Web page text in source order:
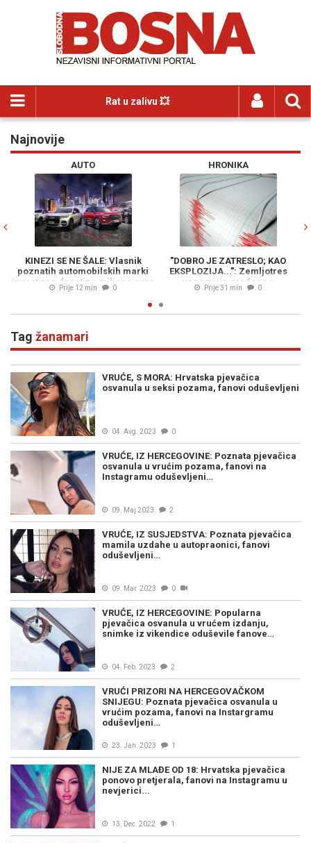
Rat u zalivu 💥
Najnovije
AUTO
KINEZI SE NE ŠALE: Vlasnik
poznatih automobilskih marki
investirao desetine miliona eura
u južnokorejsku kompaniju...
Prije 12 min 0
HRONIKA
"DOBRO JE ZATRESLO; KAO
EKSPLOZIJA...": Zemljotres
uznemirio građane u
susjedstvu...
Prije 31 min 0
Tag žanamari
VRUĆE, S MORA: Hrvatska pjevačica
osvanula u seksi pozama, fanovi oduševljeni
04. Avg. 2023 0
VRUĆE, IZ HERCEGOVINE: Poznata pjevačica
osvanula u vrućim pozama, fanovi na
Instagramu oduševljeni…
09. Maj 2023 2
VRUĆE, IZ SUSJEDSTVA: Poznata pjevačica
mamila uzdahe u autopraonici, fanovi
oduševljeni…
09. Mar. 2023 0
VRUĆE, IZ HERCEGOVINE: Popularna
pjevačica osvanula u vrućem izdanju,
snimke iz vikendice oduševile fanove…
04. Feb. 2023 2
VRUĆI PRIZORI NA HERCEGOVAČKOM
SNIJEGU: Poznata pjevačica osvanula u
vrućim pozama, fanovi na Instargramu
oduševljeni…
23. Jan. 2023 1
NIJE ZA MLAĐE OD 18: Hrvatska pjevačica
ponovo pretjerala, fanovi na Instagramu u
nevjerici...
13. Dec. 2022 1